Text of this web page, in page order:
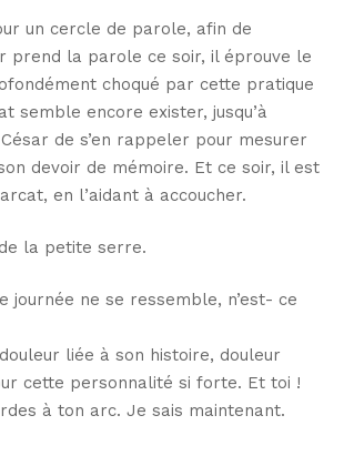
un cercle de parole, afin de
prend la parole ce soir, il éprouve le
choqué par cette pratique
semble encore exister, jusqu’à
de s’en rappeler pour mesurer
devoir de mémoire. Et ce soir, il est
en l’aidant à accoucher.
la petite serre.
journée ne se ressemble, n’est- ce
liée à son histoire, douleur
cette personnalité si forte. Et toi !
à ton arc. Je sais maintenant.